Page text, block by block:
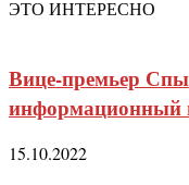
ЭТО ИНТЕРЕСНО
Вице-премьер
информационный
15.10.2022